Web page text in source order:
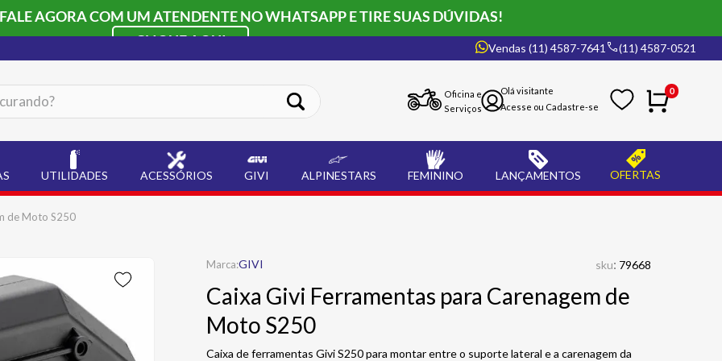
AGORA COM UM ATENDENTE NO WHATSAPP E TIRE SUAS DÚVIDAS!
CLIQUE AQUI
Vendas (11) 4587-7641 (11) 4587-0521
Oficina e
Serviços
0
UTILIDADES ACESSÓRIOS GIVI ALPINESTARS FEMININO LANÇAMENTOS OFERTAS
de Moto S250
GIVI sku: 79668
Caixa Givi Ferramentas para Carenagem de
Moto S250
Caixa de ferramentas Givi S250 para montar entre o suporte lateral e a carenagem da